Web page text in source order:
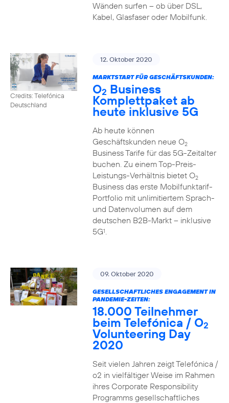
Wänden surfen – ob über DSL,
Kabel, Glasfaser oder Mobilfunk.
Credits: Telefónica
Deutschland
12. Oktober 2020
MARKTSTART FÜR GESCHÄFTSKUNDEN:
O2 Business
Komplettpaket ab
heute inklusive 5G
Ab heute können
Geschäftskunden neue O2
Business Tarife für das 5G-Zeitalter
buchen. Zu einem Top-Preis-
Leistungs-Verhältnis bietet O2
Business das erste Mobilfunktarif-
Portfolio mit unlimitiertem Sprach-
und Datenvolumen auf dem
deutschen B2B-Markt – inklusive
5G1.
09. Oktober 2020
GESELLSCHAFTLICHES ENGAGEMENT IN
PANDEMIE-ZEITEN:
18.000 Teilnehmer
beim Telefónica / O2
Volunteering Day
2020
Seit vielen Jahren zeigt Telefónica /
o2 in vielfältiger Weise im Rahmen
ihres Corporate Responsibility
Programms gesellschaftliches